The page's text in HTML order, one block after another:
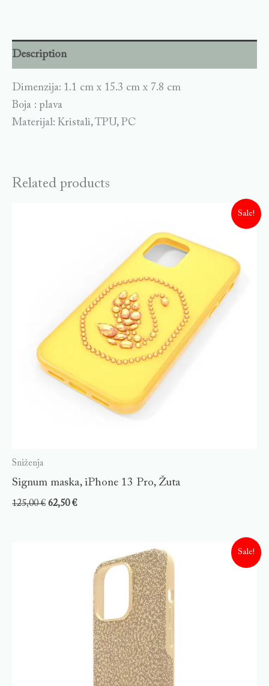
Description
Dimenzija: 1.1 cm x 15.3 cm x 7.8 cm
Boja : plava
Materijal: Kristali, TPU, PC
Related products
Sale!
Sniženja
Signum maska, iPhone 13 Pro, Žuta
125,00€ 62,50€
Sale!